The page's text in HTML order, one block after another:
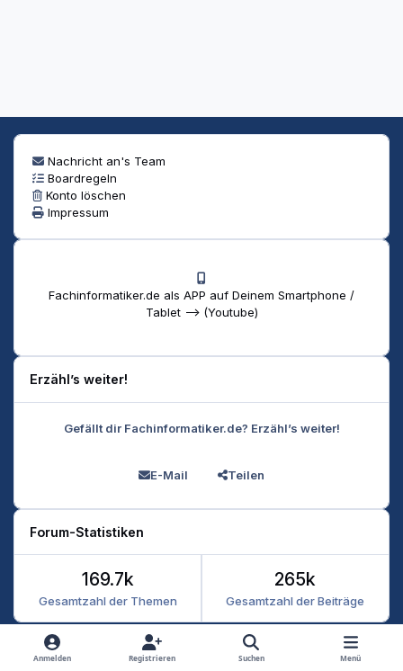
Nachricht an's Team
Boardregeln
Konto löschen
Impressum
Fachinformatiker.de als APP auf Deinem Smartphone /
Tablet --> (Youtube)
Erzähl’s weiter!
Gefällt dir Fachinformatiker.de? Erzähl’s weiter!
E-Mail Teilen
Forum-Statistiken
Gesamtzahl der Themen
169.7k
Gesamtzahl der Beiträge
265k
Heller Modus
Dunkler Modus
Systemeinstellung
Anmelden Registrieren Suchen Menü